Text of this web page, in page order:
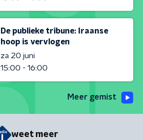
De publieke tribune: Iraanse
hoop is vervlogen
za 20 juni
15:00 - 16:00
Meer gemist
weet meer